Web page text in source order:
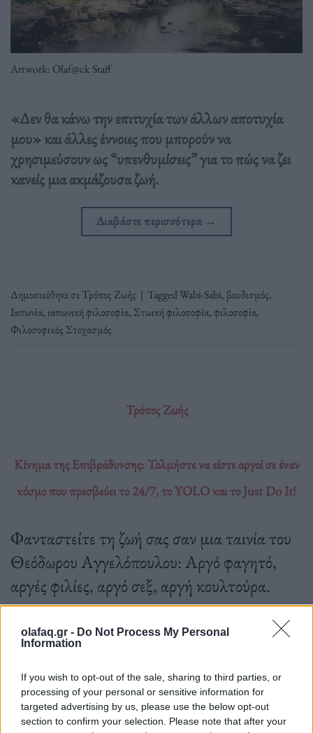
olafaq.gr - Do Not Process My Personal
Information
If you wish to opt-out of the sale, sharing to third parties, or
processing of your personal or sensitive information for
targeted advertising by us, please use the below opt-out
section to confirm your selection. Please note that after your
Artwork: Olaf@ck Staff
«Δεν θα κάνω την επιτυχία των άλλων αποτυχία
μου» και άλλες έννοιες που μπορούν να
χρησιμεύσουν ως “υπενθυμίσεις” για το πώς να ζει
κανείς μια ακμάζουσα ζωή.
Διαβάστε περισσότερα →
Δημοσιεύθηκε σεΤρόπος Ζωής | TaggedWabi-Sabi, βουδισμός,
Ιαπωνία, ιαπωνική φιλοσοφία, Στωική φιλοσοφία,φιλοσοφία,
Φιλοσοφικός Στοχασμός
Τρόπος Ζωής
Κίνημα της Επιβράδυνσης: Τολμήστε να είστε αργοί σε έναν
κόσμο που πρεσβεύει το 24/7, το YOLO και το Just Do It!
Φανταστείτε τη ζωή σας σαν μια ταινία του
Θεόδωρου Αγγελόπουλου: Αργό φαγητό,
αργές φιλίες, αργό σεξ, αργή κουλτούρα.